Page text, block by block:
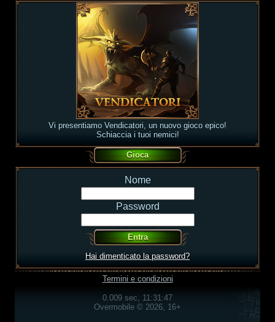
Vi presentiamo Vendicatori, un nuovo gioco epico!
Schiaccia i tuoi nemici!
Nome
Password
Hai dimenticato la password?
Termini e condizioni
0.009 sec, 11:31:47
Overmobile © 2026, 16+